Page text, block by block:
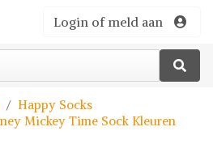
Login of meld aan
Happy Socks
Mickey Time Sock Kleuren